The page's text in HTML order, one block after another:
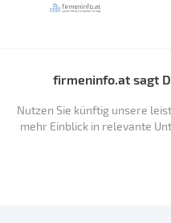
firmeninfo.at sagt
Nutzen Sie künftig unsere
mehr Einblick in relevante